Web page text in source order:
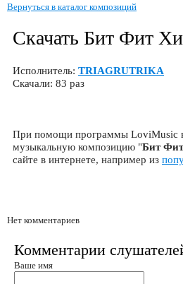
Вернуться в каталог композиций
Скачать Бит Фит
Исполнитель: TRIAGRUTRIKA
Скачали: 83 раз
При помощи программы LoviMusic
музыкальную композицию "Бит
сайте в интернете, например из
Нет комментариев
Комментарии
Ваше имя